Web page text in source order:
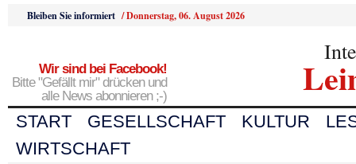
Bleiben Sie informiert /Donnerstag, 06. August 2026
Wir sind bei Facebook!
Bitte "Gefällt mir" drücken und
alle News abonnieren ;-)
START GESELLSCHAFT KULTUR
WIRTSCHAFT